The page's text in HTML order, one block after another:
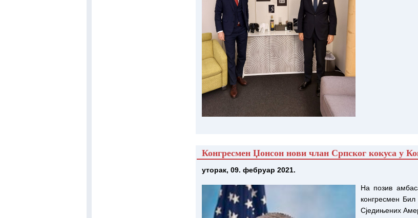
Конгресмен Џонсон нови члан Српског кокуса у
уторак, 09. фебруар 2021.
На позив
конгресмен Бил
Сједињених